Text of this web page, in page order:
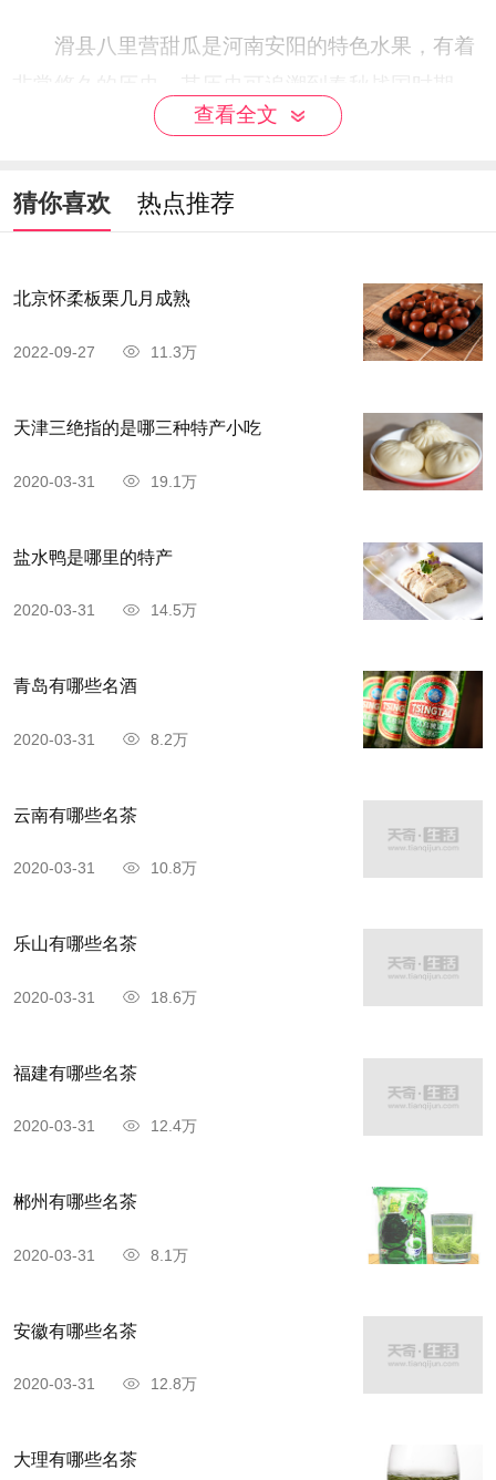
滑县八里营甜瓜是河南安阳的特色水果，有着
滑县有着非常优越的地理环境，日照充足，四季明
非常适合甜瓜的生长，所产出的甜瓜果肉较厚，肉
质脆、细、酥爽，含糖高。
查看全文
猜你喜欢 热点推荐
北京怀柔板栗几月成熟
2022-09-27 11.3万
天津三绝指的是哪三种特产小吃
2020-03-31 19.1万
盐水鸭是哪里的特产
2020-03-31 14.5万
青岛有哪些名酒
2020-03-31 8.2万
云南有哪些名茶
2020-03-31 10.8万
乐山有哪些名茶
2020-03-31 18.6万
福建有哪些名茶
2020-03-31 12.4万
郴州有哪些名茶
2020-03-31 8.1万
安徽有哪些名茶
2020-03-31 12.8万
大理有哪些名茶